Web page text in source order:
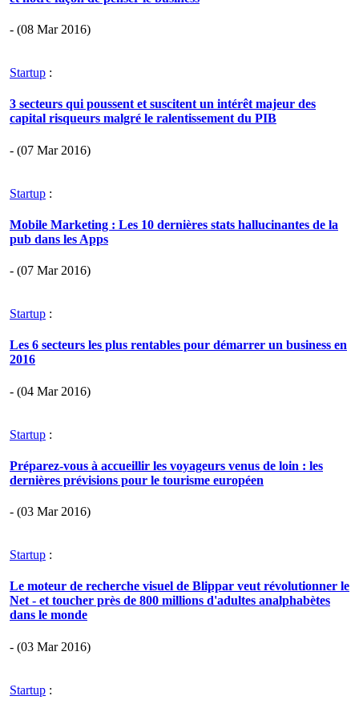
- (08 Mar 2016)
Startup :
3 secteurs qui poussent et suscitent un intérêt majeur des
capital risqueurs malgré le ralentissement du PIB
- (07 Mar 2016)
Startup :
Mobile Marketing : Les 10 dernières stats hallucinantes de la
pub dans les Apps
- (07 Mar 2016)
Startup :
Les 6 secteurs les plus rentables pour démarrer un business en
2016
- (04 Mar 2016)
Startup :
Préparez-vous à accueillir les voyageurs venus de loin : les
dernières prévisions pour le tourisme européen
- (03 Mar 2016)
Startup :
Le moteur de recherche visuel de Blippar veut révolutionner le
Net - et toucher près de 800 millions d'adultes analphabètes
dans le monde
- (03 Mar 2016)
Startup :